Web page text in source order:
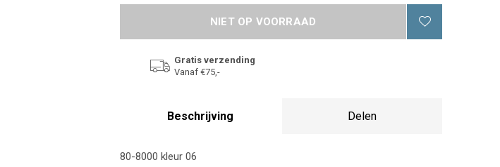
NIET OP VOORRAAD
Gratis verzending
Vanaf €75,-
Beschrijving Delen
80-8000 kleur 06